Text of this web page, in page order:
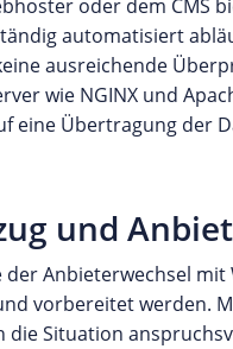
oder dem CMS
automatisiert
ausreichende
wie NGINX und
eine Übertragung der
und
Anbieterwechsel
vorbereitet werden.
Situation